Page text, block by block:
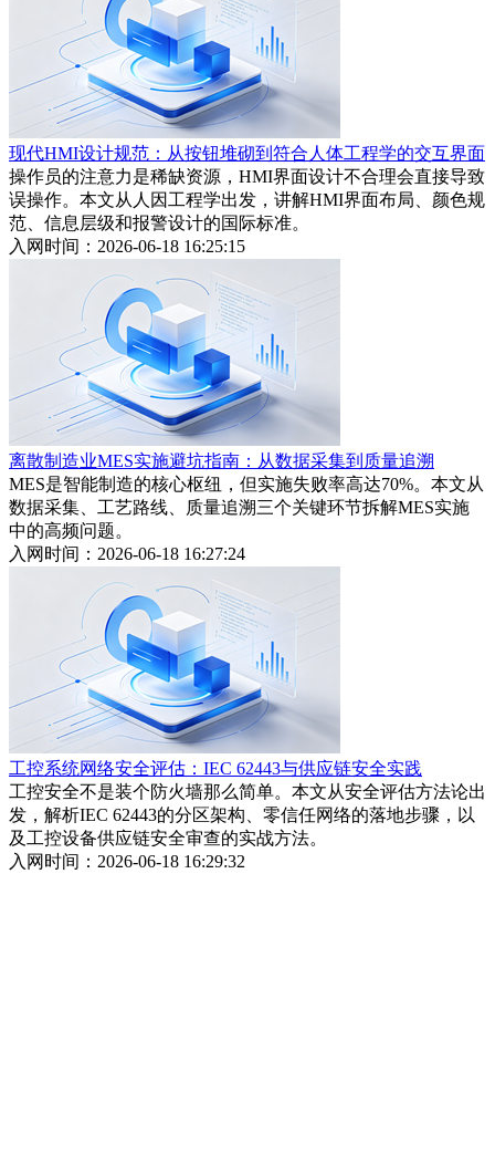
现代HMI设计规范：从按钮堆砌到符合人体工程学的交互界面
操作员的注意力是稀缺资源，HMI界面设计不合理会直接导致
误操作。本文从人因工程学出发，讲解HMI界面布局、颜色规
范、信息层级和报警设计的国际标准。
入网时间：2026-06-18 16:25:15
离散制造业MES实施避坑指南：从数据采集到质量追溯
MES是智能制造的核心枢纽，但实施失败率高达70%。本文从
数据采集、工艺路线、质量追溯三个关键环节拆解MES实施
中的高频问题。
入网时间：2026-06-18 16:27:24
工控系统网络安全评估：IEC 62443与供应链安全实践
工控安全不是装个防火墙那么简单。本文从安全评估方法论出
发，解析IEC 62443的分区架构、零信任网络的落地步骤，以
及工控设备供应链安全审查的实战方法。
入网时间：2026-06-18 16:29:32